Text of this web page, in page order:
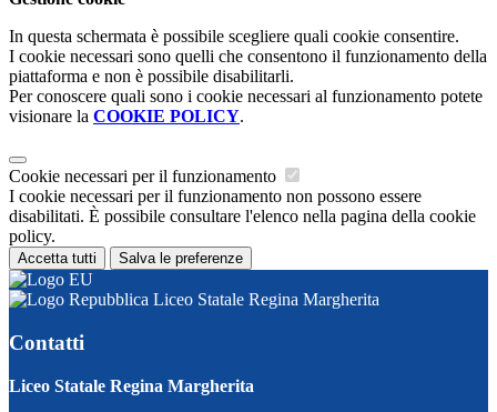
In questa schermata è possibile scegliere quali cookie consentire.
I cookie necessari sono quelli che consentono il funzionamento della
piattaforma e non è possibile disabilitarli.
Per conoscere quali sono i cookie necessari al funzionamento potete
visionare la COOKIE POLICY.
Cookie necessari per il funzionamento
I cookie necessari per il funzionamento non possono essere
disabilitati. È possibile consultare l'elenco nella pagina della cookie
policy.
Accetta tutti Salva le preferenze
Liceo Statale Regina Margherita
Contatti
Liceo Statale Regina Margherita